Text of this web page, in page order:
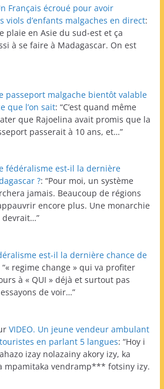
Français écroué pour avoir
viols d’enfants malgaches en direct:
plaie en Asie du sud-est et ça
à se faire à Madagascar. On est
passeport malgache bientôt valable
que l’on sait: “C’est quand même
que Rajoelina avait promis que la
passerait à 10 ans, et…”
fédéralisme est-il la dernière
?: “Pour moi, un système
jamais. Beaucoup de régions
encore plus. Une monarchie
devrait…”
est-il la dernière chance de
« regime change » qui va profiter
à « QUI » déjà et surtout pas
de voir…”
VIDEO. Un jeune vendeur ambulant
en parlant 5 langues: “Hoy i
izay nolazainy akory izy, ka
mpamitaka vendramp*** fotsiny izy.